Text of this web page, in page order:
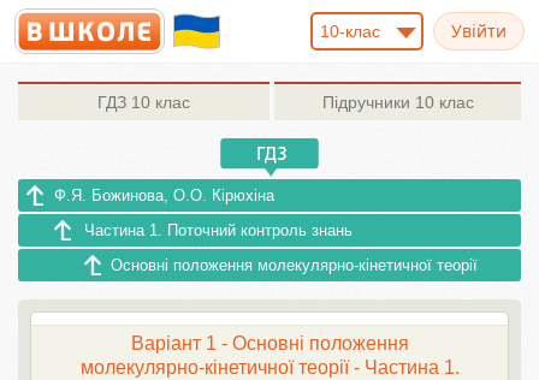
10-клас
ГДЗ 10 клас Підручники 10 клас
Ф.Я. Божинова, О.О. Кірюхіна
Частина 1. Поточний контроль знань
Основні положення молекулярно-кінетичної теорії
Варіант 1 - Основні положення
молекулярно-кінетичної теорії - Частина 1.